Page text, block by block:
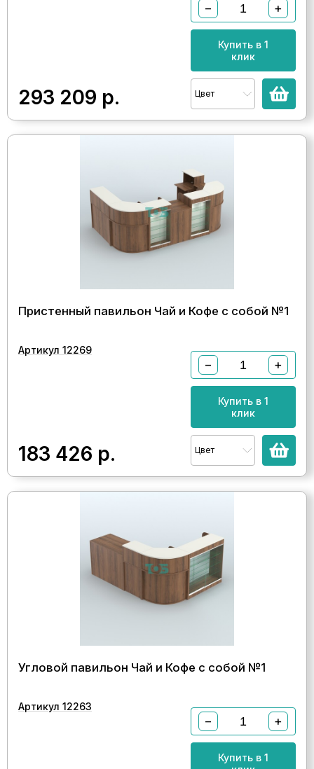
293 209 р.
− +
Купить в 1
клик
Цвет
Пристенный павильон Чай и Кофе с собой №1
Артикул 12269
183 426 р.
− +
Купить в 1
клик
Цвет
Угловой павильон Чай и Кофе с собой №1
Артикул 12263
− +
Купить в 1